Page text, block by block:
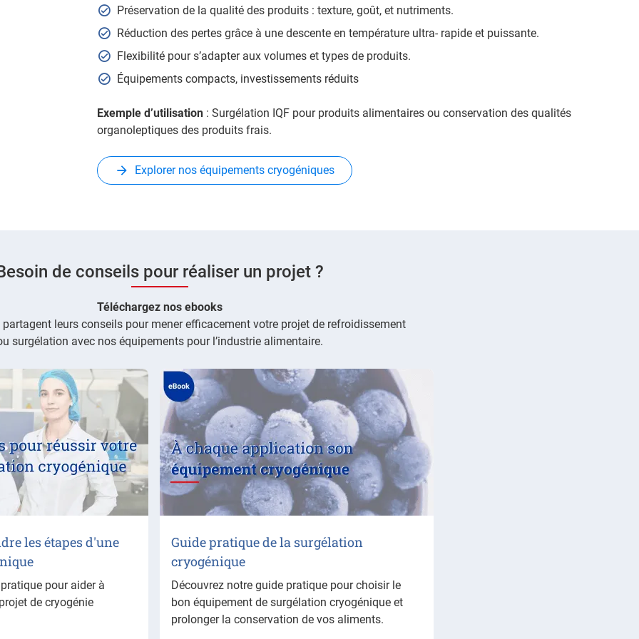
Préservation de la qualité des produits : texture, goût, et nutriments.
Réduction des pertes grâce à une descente en température ultra- rapide et puissante.
Flexibilité pour s’adapter aux volumes et types de produits.
Équipements compacts, investissements réduits
Exemple d’utilisation: Surgélation IQF pour produits alimentaires ou conservation des qualités
organoleptiques des produits frais.
Explorer nos équipements cryogéniques
de conseils pour réaliser un projet ?
Téléchargez nos ebooks
leurs conseils pour mener efficacement votre projet de refroidissement
surgélation avec nos équipements pour l’industrie alimentaire.
les étapes d'une
pour aider à
de cryogénie
Guide pratique de la surgélation
cryogénique
Découvrez notre guide pratique pour choisir le
bon équipement de surgélation cryogénique et
prolonger la conservation de vos aliments.